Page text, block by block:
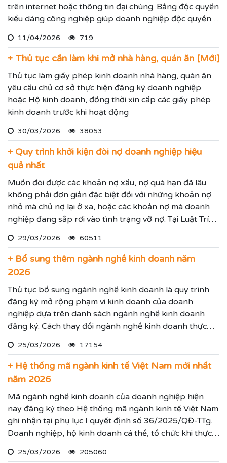
trên internet hoặc thông tin đại chúng. Bằng độc quyền
kiểu dáng công nghiệp giúp doanh nghiệp độc quyền
hạn đến 15 năm.
11/04/2026 719
+ Thủ tục cần làm khi mở nhà hàng, quán ăn [Mới]
Thủ tục làm giấy phép kinh doanh nhà hàng, quán ăn
yêu cầu chủ cơ sở thực hiện đăng ký doanh nghiệp
hoặc Hộ kinh doanh, đồng thời xin cấp các giấy phép
kinh doanh trước khi hoạt động
30/03/2026 38053
+ Quy trình khởi kiện đòi nợ doanh nghiệp hiệu
quả nhất
Muốn đòi được các khoản nợ xấu, nợ quá hạn đã lâu
không phải đơn giản đặc biệt đối với những khoản nợ
nhỏ mà chủ nợ lại ở xa, hoặc các khoản nợ mà doanh
nghiệp đang sắp rơi vào tình trạng vỡ nợ. Tại Luật Trí
quyết các tranh chấp kinh tế hiệu quả đảm bảo sẽ giúp
thực hiện các yêu cầu mà Quý vị đưa ra.
29/03/2026 60511
+ Bổ sung thêm ngành nghề kinh doanh năm
2026
Thủ tục bổ sung ngành nghề kinh doanh là quy trình
đăng ký mở rộng phạm vi kinh doanh của doanh
nghiệp dựa trên danh sách ngành nghề kinh doanh
đăng ký. Cách thay đổi ngành nghề kinh doanh thực
25/03/2026 17154
+ Hệ thống mã ngành kinh tế Việt Nam mới nhất
năm 2026
Mã ngành nghề kinh doanh của doanh nghiệp hiện
nay đăng ký theo Hệ thống mã ngành kinh tế Việt Nam
ghi nhận tại phụ lục I quyết định số 36/2025/QĐ-TTg.
Doanh nghiệp, hộ kinh doanh cá thể, tổ chức khi thực
ghi nhận lĩnh vực hoạt động, ngành nghề kinh doanh
25/03/2026 205060